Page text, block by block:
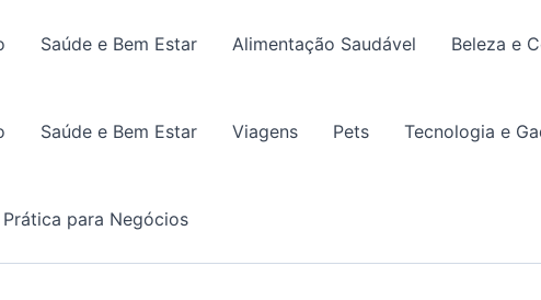
Saúde e Bem Estar Alimentação Saudável Beleza e
Saúde e Bem Estar Viagens Pets Tecnologia e
Prática para Negócios